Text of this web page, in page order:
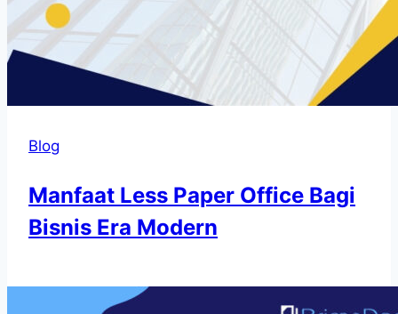
Blog
Manfaat Less Paper Office Bagi
Bisnis Era Modern